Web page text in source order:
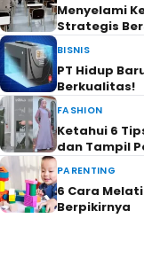
Menyelami
Strategis
BISNIS
PT Hidup
Berkualitas!
FASHION
Ketahui 6
dan Tampil
PARENTING
6 Cara
Berpikirnya